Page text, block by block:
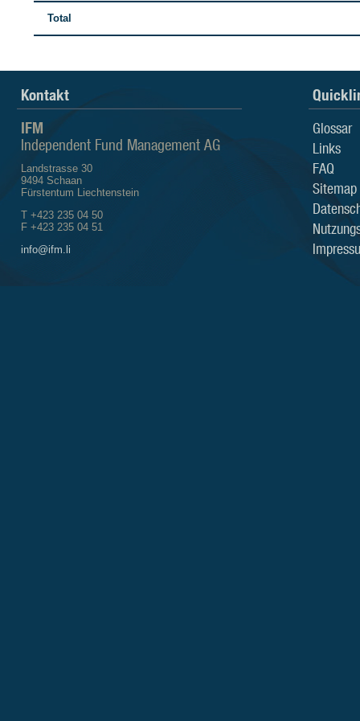
Total
Kontakt
IFM
Independent Fund Management AG
Landstrasse 30
9494 Schaan
Fürstentum Liechtenstein
T +423 235 04 50
F +423 235 04 51
info@ifm.li
Glossar
Links
FAQ
Sitemap